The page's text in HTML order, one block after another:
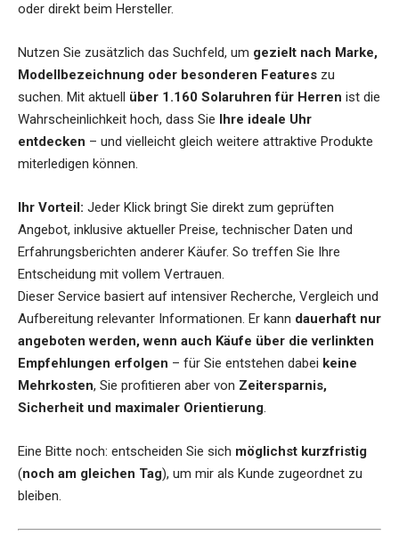
oder direkt beim Hersteller.
Nutzen Sie zusätzlich das Suchfeld, um gezielt nach Marke,
Modellbezeichnung oder besonderen Features zu
suchen. Mit aktuell über 1.160 Solaruhren für Herren ist die
Wahrscheinlichkeit hoch, dass Sie Ihre ideale Uhr
entdecken – und vielleicht gleich weitere attraktive Produkte
miterledigen können.
Ihr Vorteil: Jeder Klick bringt Sie direkt zum geprüften
Angebot, inklusive aktueller Preise, technischer Daten und
Erfahrungsberichten anderer Käufer. So treffen Sie Ihre
Entscheidung mit vollem Vertrauen.
Dieser Service basiert auf intensiver Recherche, Vergleich und
Aufbereitung relevanter Informationen. Er kann dauerhaft nur
angeboten werden, wenn auch Käufe über die verlinkten
Empfehlungen erfolgen – für Sie entstehen dabei keine
Mehrkosten, Sie profitieren aber von Zeitersparnis,
Sicherheit und maximaler Orientierung.
Eine Bitte noch: entscheiden Sie sich möglichst kurzfristig
(noch am gleichen Tag), um mir als Kunde zugeordnet zu
bleiben.